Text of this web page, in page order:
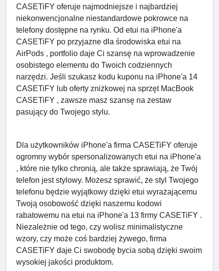
CASETiFY oferuje najmodniejsze i najbardziej
niekonwencjonalne niestandardowe pokrowce na
telefony dostępne na rynku. Od etui na iPhone'a
CASETiFY po przyjazne dla środowiska etui na
AirPods , portfolio daje Ci szansę na wprowadzenie
osobistego elementu do Twoich codziennych
narzędzi. Jeśli szukasz kodu kuponu na iPhone'a 14
CASETiFY lub oferty zniżkowej na sprzęt MacBook
CASETiFY , zawsze masz szansę na zestaw
pasujący do Twojego stylu.
Dla użytkowników iPhone'a firma CASETiFY oferuje
ogromny wybór spersonalizowanych etui na iPhone'a
, które nie tylko chronią, ale także sprawiają, że Twój
telefon jest stylowy. Możesz sprawić, że styl Twojego
telefonu będzie wyjątkowy dzięki etui wyrażającemu
Twoją osobowość dzięki naszemu kodowi
rabatowemu na etui na iPhone'a 13 firmy CASETiFY .
Niezależnie od tego, czy wolisz minimalistyczne
wzory, czy może coś bardziej żywego, firma
CASETiFY daje Ci swobodę bycia sobą dzięki swoim
wysokiej jakości produktom.